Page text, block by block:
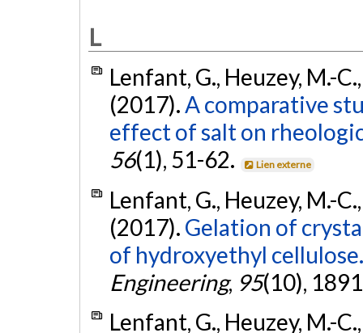
L
Lenfant, G., Heuzey, M.-
(2017).A comparative
effect of salt on
56(1), 51-62. Lien externe
Lenfant, G., Heuzey, M.-
(2017). Gelation of
of hydroxyethyl cellulose.
Engineering, 95(10),
Lenfant, G., Heuzey, M.-